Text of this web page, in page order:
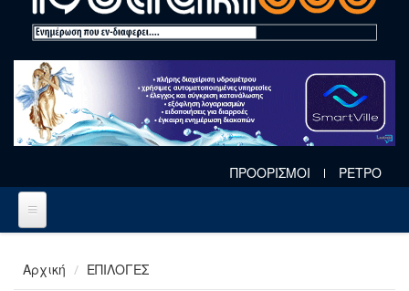
ΠΡΟΟΡΙΣΜΟΙ ΡΕΤΡΟ
Αρχική ΕΠΙΛΟΓΕΣ